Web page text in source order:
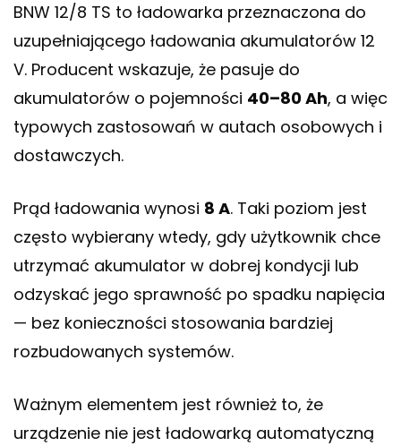
BNW 12/8 TS to ładowarka przeznaczona do
uzupełniającego ładowania akumulatorów 12
V. Producent wskazuje, że pasuje do
akumulatorów o pojemności 40–80 Ah, a więc
typowych zastosowań w autach osobowych i
dostawczych.
Prąd ładowania wynosi 8 A. Taki poziom jest
często wybierany wtedy, gdy użytkownik chce
utrzymać akumulator w dobrej kondycji lub
odzyskać jego sprawność po spadku napięcia
— bez konieczności stosowania bardziej
rozbudowanych systemów.
Ważnym elementem jest również to, że
urządzenie nie jest ładowarką automatyczną